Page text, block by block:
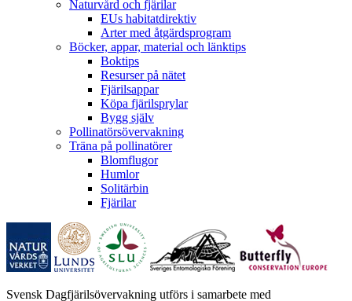
Naturvård och fjärilar
EUs habitatdirektiv
Arter med åtgärdsprogram
Böcker, appar, material och länktips
Boktips
Resurser på nätet
Fjärilsappar
Köpa fjärilsprylar
Bygg själv
Pollinatörsövervakning
Träna på pollinatörer
Blomflugor
Humlor
Solitärbin
Fjärilar
Svensk Dagfjärilsövervakning utförs i samarbete med